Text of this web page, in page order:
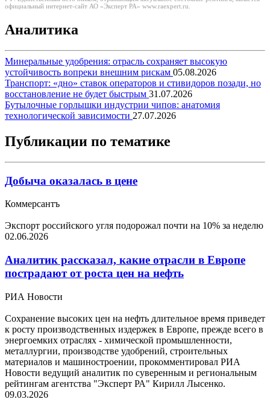
официальный интернет-сайт АО «Эксперт РА» www.raexpert.ru.
Аналитика
Минеральные удобрения: отрасль сохраняет высокую
устойчивость вопреки внешним рискам 05.08.2026
Транспорт: «дно» ставок операторов и стивидоров позади, но
восстановление не будет быстрым 31.07.2026
Бутылочные горлышки индустрии чипов: анатомия
технологической зависимости 27.07.2026
Публикации по тематике
Добыча оказалась в цене
Коммерсантъ
Экспорт российского угля подорожал почти на 10% за неделю
02.06.2026
Аналитик рассказал, какие отрасли в Европе
пострадают от роста цен на нефть
РИА Новости
Сохранение высоких цен на нефть длительное время приведет
к росту производственных издержек в Европе, прежде всего в
энергоемких отраслях - химической промышленности,
металлургии, производстве удобрений, строительных
материалов и машиностроении, прокомментировал РИА
Новости ведущий аналитик по суверенным и региональным
рейтингам агентства "Эксперт РА" Кирилл Лысенко.
09.03.2026